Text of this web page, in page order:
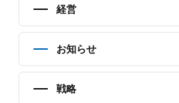
経営
お知らせ
戦略